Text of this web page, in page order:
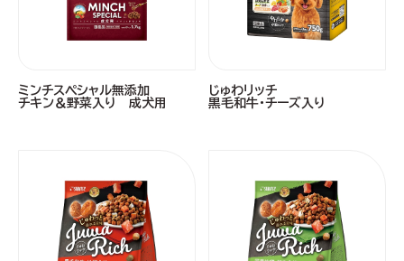
ミンチスペシャル無添加
チキン＆野菜入り 成犬用
じゅわリッチ
黒毛和牛・チーズ入り